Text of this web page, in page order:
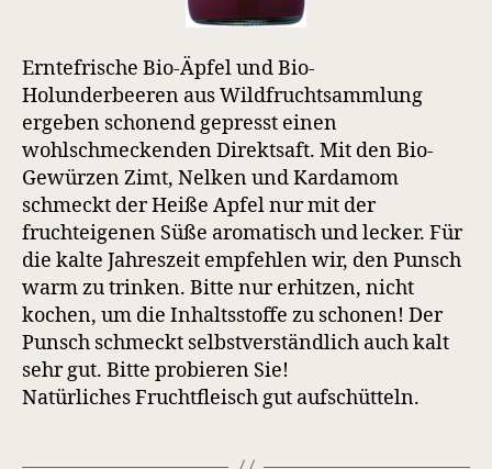
Erntefrische Bio-Äpfel und Bio-
Holunderbeeren aus Wildfruchtsammlung
ergeben schonend gepresst einen
wohlschmeckenden Direktsaft. Mit den Bio-
Gewürzen Zimt, Nelken und Kardamom
schmeckt der Heiße Apfel nur mit der
fruchteigenen Süße aromatisch und lecker. Für
die kalte Jahreszeit empfehlen wir, den Punsch
warm zu trinken. Bitte nur erhitzen, nicht
kochen, um die Inhaltsstoffe zu schonen! Der
Punsch schmeckt selbstverständlich auch kalt
sehr gut. Bitte probieren Sie!
Natürliches Fruchtfleisch gut aufschütteln.